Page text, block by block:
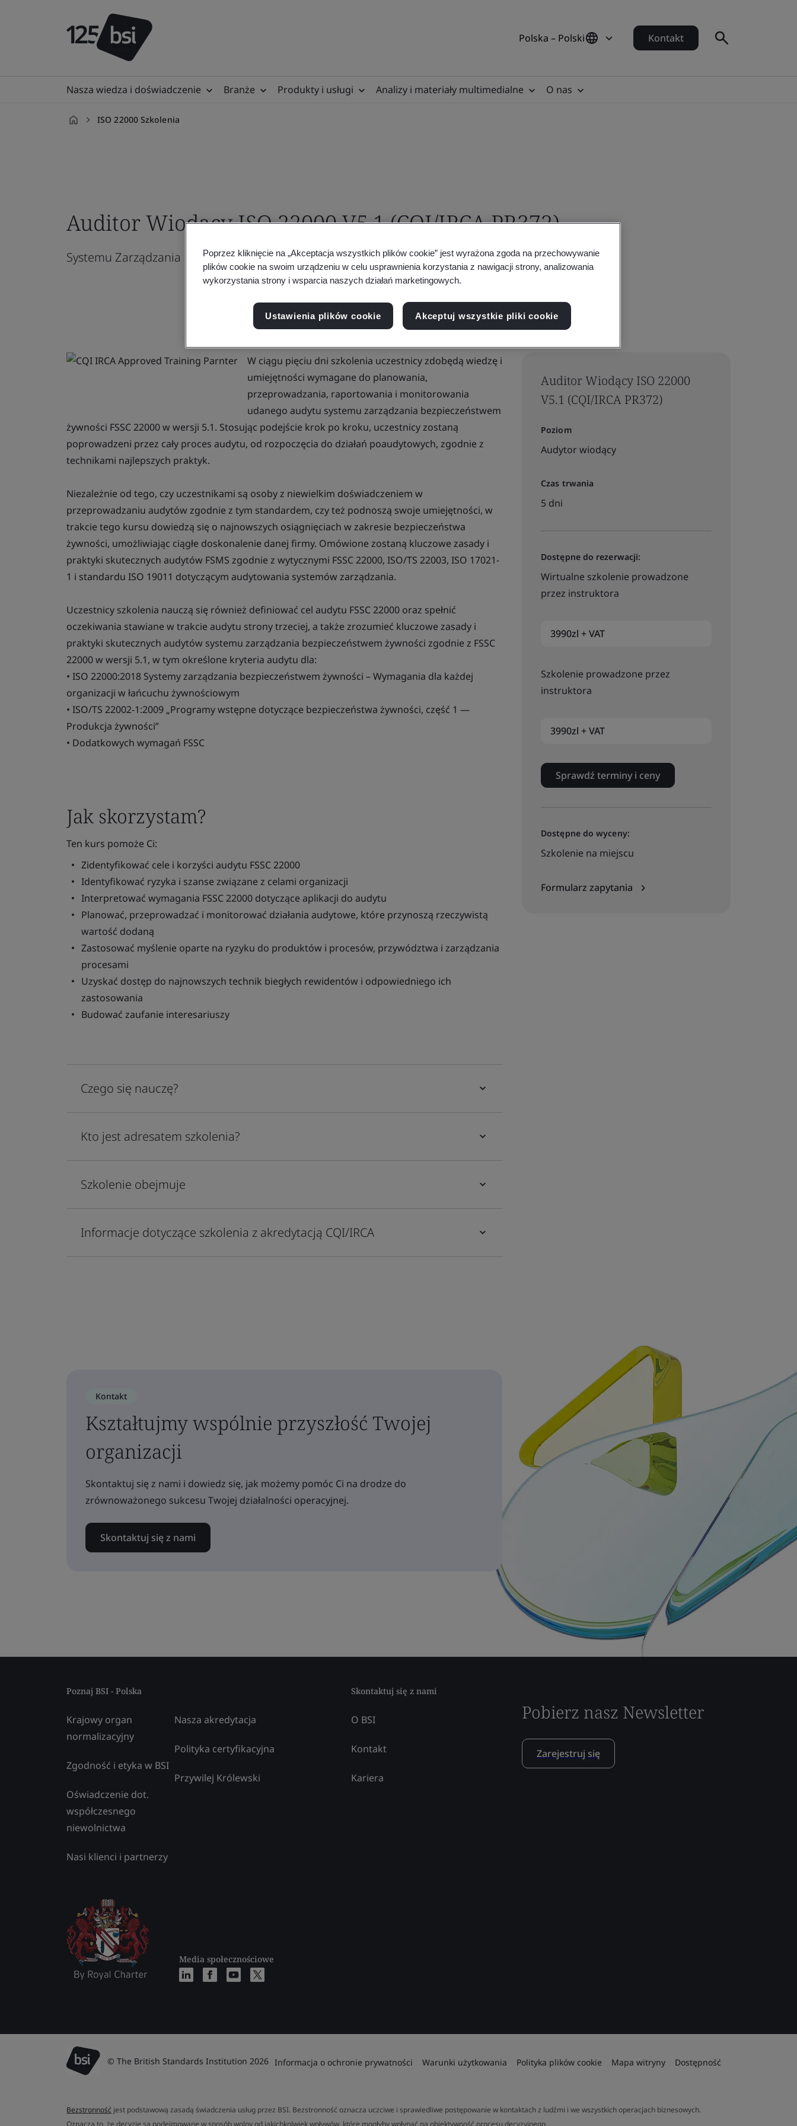
Polska – Polski Kontakt
Nasza wiedza i doświadczenie Branże Produkty i usługi Analizy i materiały multimedialne O nas
ISO 22000 Szkolenia
Auditor Wiodący ISO 22000 V5.1 (CQI/IRCA PR372)
Systemu Zarządzania Bezpieczeństwem Żywności
Auditor Wiodący ISO 22000
V5.1 (CQI/IRCA PR372)
Poziom
Audytor wiodący
Czas trwania
5 dni
Dostępne do rezerwacji:
Wirtualne szkolenie prowadzone
przez instruktora
3990zl + VAT
Szkolenie prowadzone przez
instruktora
3990zl + VAT
Sprawdź terminy i ceny
Dostępne do wyceny:
Szkolenie na miejscu
Formularz zapytania
W ciągu pięciu dni szkolenia uczestnicy zdobędą wiedzę i
umiejętności wymagane do planowania,
przeprowadzania, raportowania i monitorowania
udanego audytu systemu zarządzania bezpieczeństwem
żywności FSSC 22000 w wersji 5.1. Stosując podejście krok po kroku, uczestnicy zostaną
poprowadzeni przez cały proces audytu, od rozpoczęcia do działań poaudytowych, zgodnie z
technikami najlepszych praktyk.
Niezależnie od tego, czy uczestnikami są osoby z niewielkim doświadczeniem w
przeprowadzaniu audytów zgodnie z tym standardem, czy też podnoszą swoje umiejętności, w
trakcie tego kursu dowiedzą się o najnowszych osiągnięciach w zakresie bezpieczeństwa
żywności, umożliwiając ciągłe doskonalenie danej firmy. Omówione zostaną kluczowe zasady i
praktyki skutecznych audytów FSMS zgodnie z wytycznymi FSSC 22000, ISO/TS 22003, ISO 17021-
1 i standardu ISO 19011 dotyczącym audytowania systemów zarządzania.
Uczestnicy szkolenia nauczą się również definiować cel audytu FSSC 22000 oraz spełnić
oczekiwania stawiane w trakcie audytu strony trzeciej, a także zrozumieć kluczowe zasady i
praktyki skutecznych audytów systemu zarządzania bezpieczeństwem żywności zgodnie z FSSC
22000 w wersji 5.1, w tym określone kryteria audytu dla:
• ISO 22000:2018 Systemy zarządzania bezpieczeństwem żywności – Wymagania dla każdej
organizacji w łańcuchu żywnościowym
• ISO/TS 22002-1:2009 „Programy wstępne dotyczące bezpieczeństwa żywności, część 1 —
Produkcja żywności”
• Dodatkowych wymagań FSSC​
Jak skorzystam?
Ten kurs pomoże Ci:
Zidentyfikować cele i korzyści audytu FSSC 22000
Identyfikować ryzyka i szanse związane z celami organizacji
Interpretować wymagania FSSC 22000 dotyczące aplikacji do audytu
Planować, przeprowadzać i monitorować działania audytowe, które przynoszą rzeczywistą
wartość dodaną
Zastosować myślenie oparte na ryzyku do produktów i procesów, przywództwa i zarządzania
procesami
Uzyskać dostęp do najnowszych technik biegłych rewidentów i odpowiedniego ich
zastosowania
Budować zaufanie interesariuszy
Czego się nauczę?
Kto jest adresatem szkolenia?
Szkolenie obejmuje
Informacje dotyczące szkolenia z akredytacją CQI/IRCA
Kontakt
Kształtujmy wspólnie przyszłość Twojej
organizacji
Skontaktuj się z nami i dowiedz się, jak możemy pomóc Ci na drodze do
zrównoważonego sukcesu Twojej działalności operacyjnej.
Skontaktuj się z nami
Poznaj BSI - Polska
Krajowy organ
normalizacyjny
Zgodność i etyka w BSI
Oświadczenie dot.
współczesnego
niewolnictwa
Nasi klienci i partnerzy
Nasza akredytacja
Polityka certyfikacyjna
Przywilej Królewski
Media społecznościowe
Skontaktuj się z nami
O BSI
Kontakt
Kariera
Pobierz nasz Newsletter
Zarejestruj się
© The British Standards Institution 2026 Informacja o ochronie prywatności Warunki użytkowania Polityka plików cookie Mapa witryny Dostępność
Bezstronność jest podstawową zasadą świadczenia usług przez BSI. Bezstronność oznacza uczciwe i sprawiedliwe postępowanie w kontaktach z ludźmi i we wszystkich operacjach biznesowych.
Oznacza to, że decyzje są podejmowane w sposób wolny od jakichkolwiek wpływów, które mogłyby wpłynąć na obiektywność procesu decyzyjnego.
Poprzez kliknięcie na „Akceptacja wszystkich plików cookie” jest wyrażona zgoda na przechowywanie
plików cookie na swoim urządzeniu w celu usprawnienia korzystania z nawigacji strony, analizowania
wykorzystania strony i wsparcia naszych działań marketingowych.
Ustawienia plików cookie Akceptuj wszystkie pliki cookie